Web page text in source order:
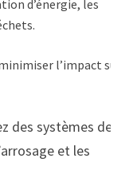
d’énergie, les
l’impact sur
des systèmes de
et les